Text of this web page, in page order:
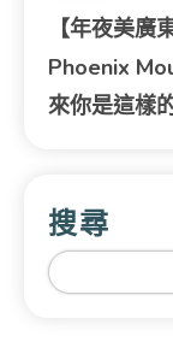
【年夜美
Phoenix
來你是這樣
搜尋